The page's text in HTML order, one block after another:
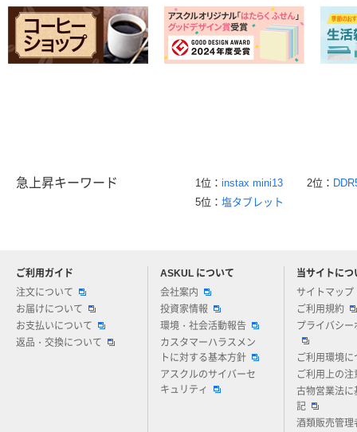
急上昇キーワード 1位： instax mini13 2位：
5位： 塩タブレット
ご利用ガイド
注文について
お届けについて
お支払いについて
返品・交換について
ASKUL について
会社案内
投資家情報
環境・社会活動報告
カスタマーハラスメン
トに対する基本方針
アスクルのサイバーセ
キュリティ
当サイトにつ
サイトマップ
ご利用規約
プライバシー
ご利用環境に
ご利用上の注
古物営業法に
記
酒類販売管理
アスクルについてお気軽にご質問ください